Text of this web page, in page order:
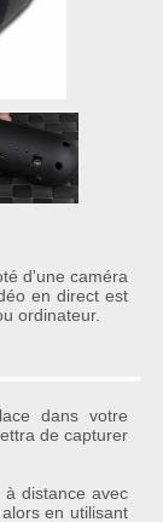
d'une caméra
en direct est
ordinateur.
dans votre
de capturer
à distance avec
en utilisant